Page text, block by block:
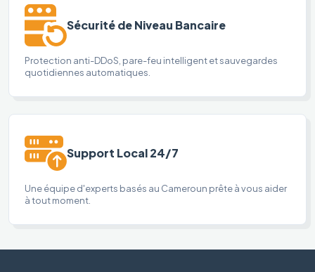
Sécurité de Niveau Bancaire
Protection anti-DDoS, pare-feu intelligent et sauvegardes
quotidiennes automatiques.
Support Local 24/7
Une équipe d'experts basés au Cameroun prête à vous aider
à tout moment.